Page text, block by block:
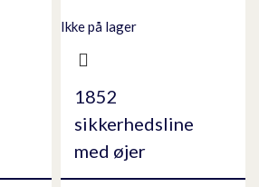
Ikke på lager
1852
sikkerhedsline
med øjer